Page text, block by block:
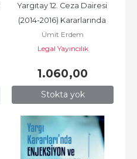
Stokta yok
Yargıtay 12. Ceza Dairesi
(2014-2016) Kararlarında
Hekimin Sorumluluğu
Ümit Erdem
Legal Yayıncılık
1.060,00